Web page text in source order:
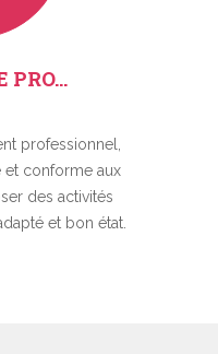
PRO...
professionnel,
conforme aux
des activités
et bon état.